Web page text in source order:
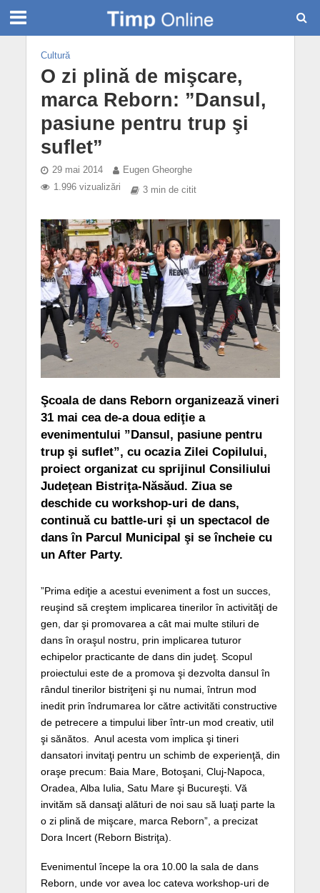
Cultură
O zi plină de mişcare,
marca Reborn: ”Dansul,
pasiune pentru trup şi
suflet”
29 mai 2014
Eugen Gheorghe
1.996 vizualizări
3 min de citit
Şcoala de dans Reborn organizează vineri
31 mai cea de-a doua ediţie a
evenimentului ”Dansul, pasiune pentru
trup şi suflet”, cu ocazia Zilei Copilului,
proiect organizat cu sprijinul Consiliului
Judeţean Bistriţa-Năsăud. Ziua se
deschide cu workshop-uri de dans,
continuă cu battle-uri şi un spectacol de
dans în Parcul Municipal şi se încheie cu
un After Party.
”Prima ediţie a acestui eveniment a fost un succes,
reuşind să creştem implicarea tinerilor în activităţi de
gen, dar şi promovarea a cât mai multe stiluri de
dans în oraşul nostru, prin implicarea tuturor
echipelor practicante de dans din judeţ. Scopul
proiectului este de a promova şi dezvolta dansul în
rândul tinerilor bistriţeni şi nu numai, întrun mod
inedit prin îndrumarea lor către activităti constructive
de petrecere a timpului liber într-un mod creativ, util
şi sănătos. Anul acesta vom implica şi tineri
dansatori invitaţi pentru un schimb de experienţă, din
oraşe precum: Baia Mare, Botoşani, Cluj-Napoca,
Oradea, Alba Iulia, Satu Mare şi Bucureşti. Vă
invităm să dansaţi alături de noi sau să luaţi parte la
o zi plină de mişcare, marca Reborn”, a precizat
Dora Incert (Reborn Bistriţa).
Evenimentul începe la ora 10.00 la sala de dans
Reborn, unde vor avea loc cateva workshop-uri de